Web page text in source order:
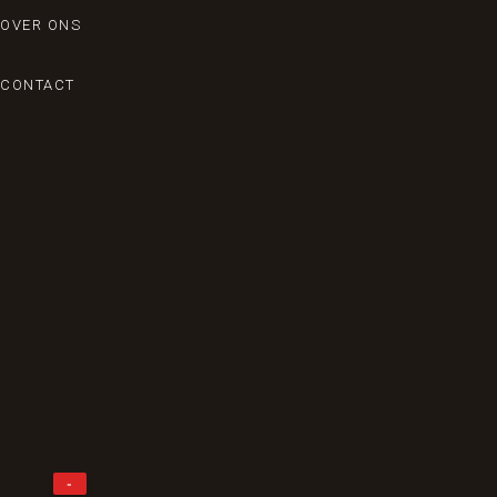
OVER ONS
CONTACT
-